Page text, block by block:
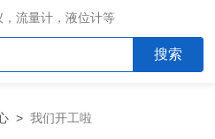
流量计，液位计等
>我们开工啦